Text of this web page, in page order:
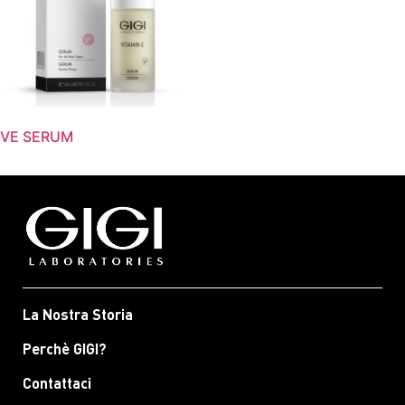
VE SERUM
La Nostra Storia
Perchè GIGI?
Contattaci